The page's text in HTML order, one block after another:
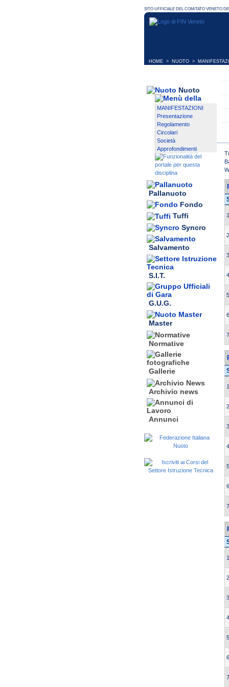
HOME > NUOTO >
Nuoto
MANIFESTAZIONI
Presentazione
Regolamento
Circolari
Società
Approfondimenti
Pallanuoto
Fondo
Tuffi
Syncro
Salvamento
S.I.T.
G.U.G.
Master
Normative
Gallerie
Archivio news
Annunci